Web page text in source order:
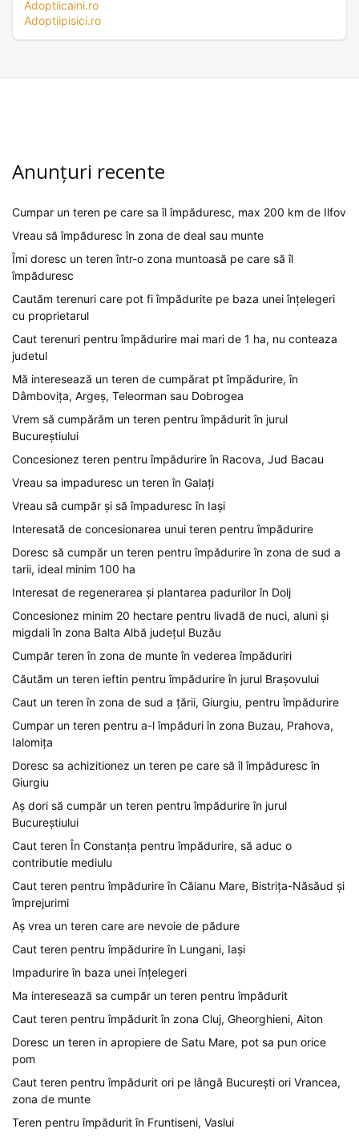
Adoptiicaini.ro
Adoptiipisici.ro
Anunțuri recente
Cumpar un teren pe care sa îl împăduresc, max 200 km de Ilfov
Vreau să împăduresc în zona de deal sau munte
Îmi doresc un teren într-o zona muntoasă pe care să îl
împăduresc
Cautăm terenuri care pot fi împădurite pe baza unei înțelegeri
cu proprietarul
Caut terenuri pentru împădurire mai mari de 1 ha, nu conteaza
judetul
Mă interesează un teren de cumpărat pt împădurire, în
Dâmbovița, Argeș, Teleorman sau Dobrogea
Vrem să cumpărăm un teren pentru împădurit în jurul
Bucureștiului
Concesionez teren pentru împădurire în Racova, Jud Bacau
Vreau sa impaduresc un teren în Galați
Vreau să cumpăr și să împaduresc în Iași
Interesată de concesionarea unui teren pentru împădurire
Doresc să cumpăr un teren pentru împădurire în zona de sud a
tarii, ideal minim 100 ha
Interesat de regenerarea și plantarea padurilor în Dolj
Concesionez minim 20 hectare pentru livadă de nuci, aluni și
migdali în zona Balta Albă județul Buzău
Cumpăr teren în zona de munte în vederea împăduriri
Căutăm un teren ieftin pentru împădurire în jurul Brașovului
Caut un teren în zona de sud a țării, Giurgiu, pentru împădurire
Cumpar un teren pentru a-l împăduri în zona Buzau, Prahova,
Ialomița
Doresc sa achizitionez un teren pe care să îl împăduresc în
Giurgiu
Aș dori să cumpăr un teren pentru împădurire în jurul
Bucureștiului
Caut teren În Constanța pentru împădurire, să aduc o
contributie mediulu
Caut teren pentru împădurire în Căianu Mare, Bistrița-Năsăud și
împrejurimi
Aș vrea un teren care are nevoie de pădure
Caut teren pentru împădurire în Lungani, Iași
Impadurire în baza unei înțelegeri
Ma interesează sa cumpăr un teren pentru împădurit
Caut teren pentru împădurit în zona Cluj, Gheorghieni, Aiton
Doresc un teren in apropiere de Satu Mare, pot sa pun orice
pom
Caut teren pentru împădurit ori pe lângă București ori Vrancea,
zona de munte
Teren pentru împădurit în Fruntiseni, Vaslui